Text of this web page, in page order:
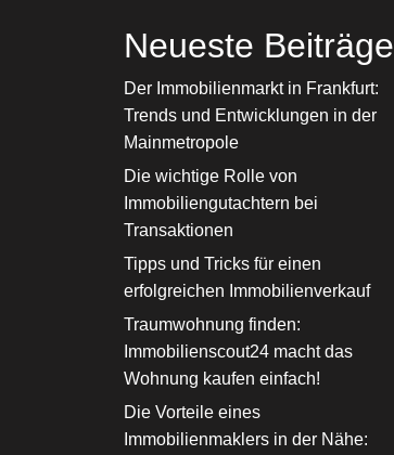
Neueste Beiträge
Der Immobilienmarkt in Frankfurt:
Trends und Entwicklungen in der
Mainmetropole
Die wichtige Rolle von
Immobiliengutachtern bei
Transaktionen
Tipps und Tricks für einen
erfolgreichen Immobilienverkauf
Traumwohnung finden:
Immobilienscout24 macht das
Wohnung kaufen einfach!
Die Vorteile eines
Immobilienmaklers in der Nähe: